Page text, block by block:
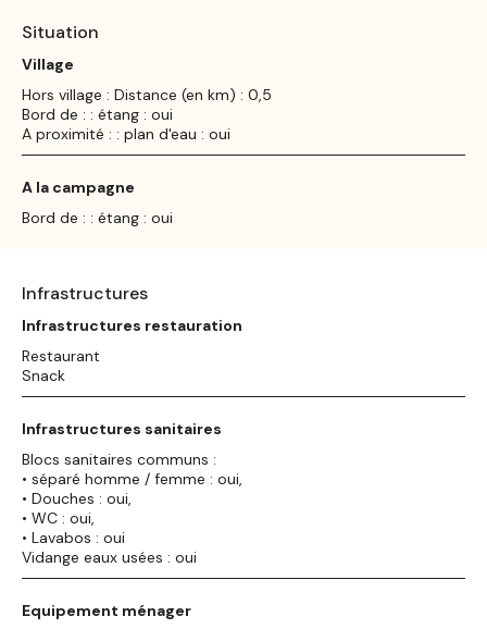
Situation
Village
Hors village : Distance (en km) : 0,5
Bord de : : étang : oui
A proximité : : plan d'eau : oui
A la campagne
Bord de : : étang : oui
Infrastructures
Infrastructures restauration
Restaurant
Snack
Infrastructures sanitaires
Blocs sanitaires communs :
• séparé homme / femme : oui,
• Douches : oui,
• WC : oui,
• Lavabos : oui
Vidange eaux usées : oui
Equipement ménager